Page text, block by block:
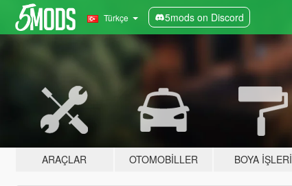
Türkçe 5mods on Discord
ARAÇLAR OTOMOBILLER BOYA İŞLERI